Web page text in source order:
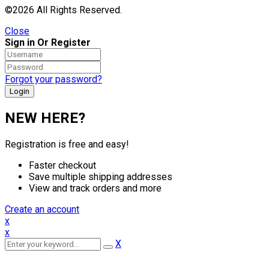
©2026 All Rights Reserved.
Close
Sign in Or Register
Forgot your password?
NEW HERE?
Registration is free and easy!
Faster checkout
Save multiple shipping addresses
View and track orders and more
Create an account
x
x
X